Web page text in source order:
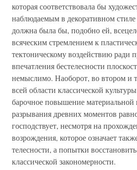
которая соответствовала бы
наблюдаемым в декоративном
должна была бы, подобно ей,
всяческим стремлением к
тектоническому воздействию ради
впечатления бестелесности
немыслимо. Наоборот, во втором и
всей области классической
барочное повышение материальной
разрывания древних моментов
господствует, несмотря на
возрождения, которое означает
телесности, а попытки
классической закономерности.